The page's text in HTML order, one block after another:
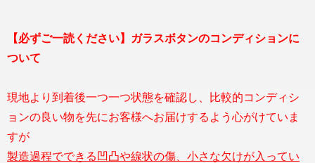
【必ずご一読ください】ガラスボタンのコンディションに
ついて
現地より到着後一つ一つ状態を確認し、比較的コンディシ
ョンの良い物を先にお客様へお届けするよう心がけていま
すが
製造過程でできる凹凸や線状の傷、小さな欠けが入ってい